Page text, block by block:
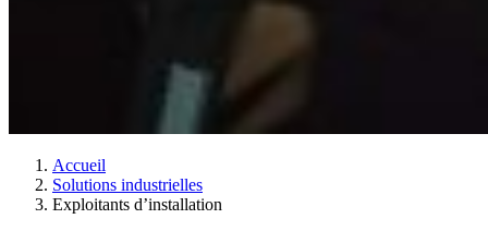
Accueil
Solutions industrielles
Exploitants d’installation